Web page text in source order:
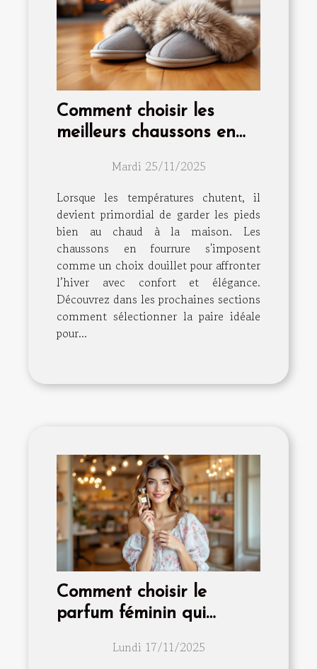
Comment choisir les
meilleurs chaussons en
Mardi 25/11/2025
Lorsque les températures chutent, il
devient primordial de garder les pieds
bien au chaud à la maison. Les
chaussons en fourrure s'imposent
comme un choix douillet pour affronter
l’hiver avec confort et élégance.
Découvrez dans les prochaines sections
comment sélectionner la paire idéale
pour...
Comment choisir le
parfum féminin qui
Lundi 17/11/2025